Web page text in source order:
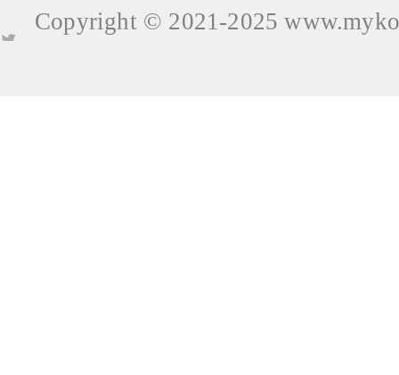
Copyright © 2021-2025